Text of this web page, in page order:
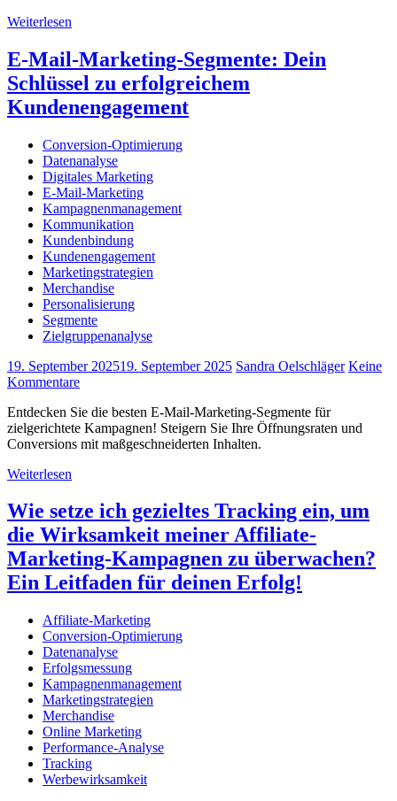
Weiterlesen
E-Mail-Marketing-Segmente: Dein
Schlüssel zu erfolgreichem
Kundenengagement
Conversion-Optimierung
Datenanalyse
Digitales Marketing
E-Mail-Marketing
Kampagnenmanagement
Kommunikation
Kundenbindung
Kundenengagement
Marketingstrategien
Merchandise
Personalisierung
Segmente
Zielgruppenanalyse
19. September 202519. September 2025 Sandra Oelschläger Keine
Kommentare
Entdecken Sie die besten E-Mail-Marketing-Segmente für
zielgerichtete Kampagnen! Steigern Sie Ihre Öffnungsraten und
Conversions mit maßgeschneiderten Inhalten.
Weiterlesen
Wie setze ich gezieltes Tracking ein, um
die Wirksamkeit meiner Affiliate-
Marketing-Kampagnen zu überwachen?
Ein Leitfaden für deinen Erfolg!
Affiliate-Marketing
Conversion-Optimierung
Datenanalyse
Erfolgsmessung
Kampagnenmanagement
Marketingstrategien
Merchandise
Online Marketing
Performance-Analyse
Tracking
Werbewirksamkeit